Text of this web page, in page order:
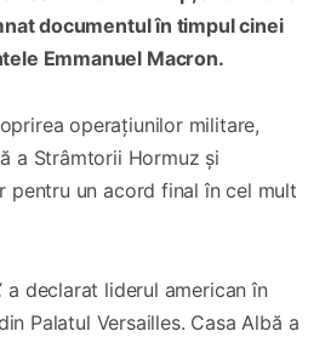
documentul în timpul cinei
Emmanuel Macron.
operațiunilor militare,
a Strâmtorii Hormuz și
pentru un acord final în cel mult
a declarat liderul american în
Palatul Versailles. Casa Albă a